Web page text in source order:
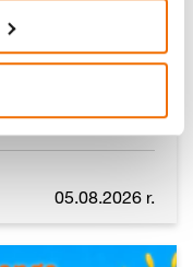
–
05.08.2026 r.